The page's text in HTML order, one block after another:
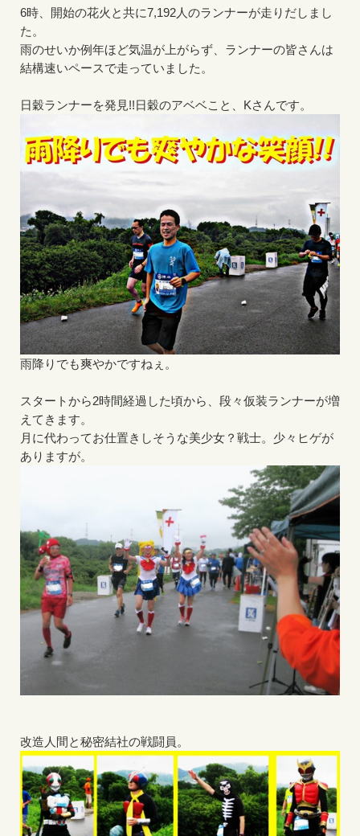
6時、開始の花火と共に7,192人のランナーが走りだしまし
た。
雨のせいか例年ほど気温が上がらず、ランナーの皆さんは
結構速いペースで走っていました。
日穀ランナーを発見!!日穀のアベベこと、Kさんです。
雨降りでも爽やかですねぇ。
スタートから2時間経過した頃から、段々仮装ランナーが増
えてきます。
月に代わってお仕置きしそうな美少女？戦士。少々ヒゲが
ありますが。
改造人間と秘密結社の戦闘員。